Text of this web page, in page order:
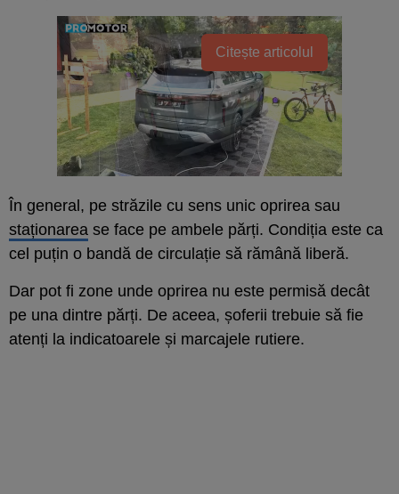
Citește articolul
În general, pe străzile cu sens unic oprirea sau
staționarea se face pe ambele părți. Condiția este ca
cel puțin o bandă de circulație să rămână liberă.
Dar pot fi zone unde oprirea nu este permisă decât
pe una dintre părți. De aceea, șoferii trebuie să fie
atenți la indicatoarele și marcajele rutiere.